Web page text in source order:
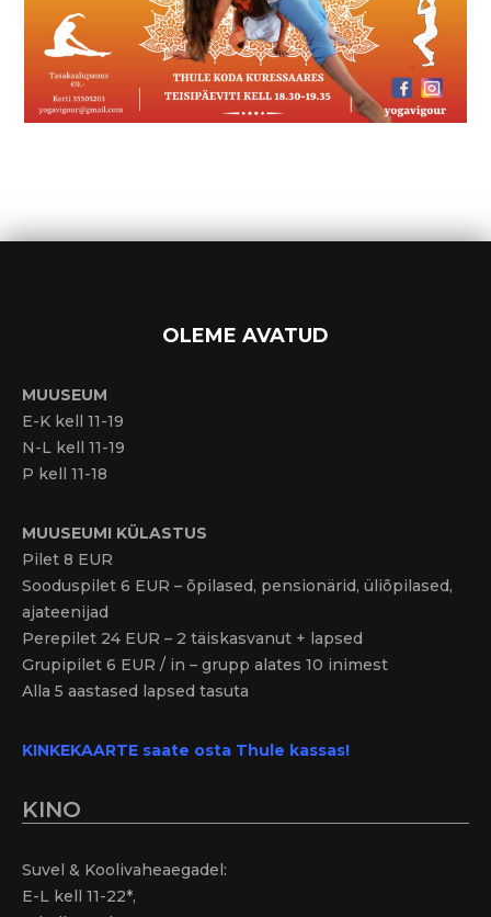
OLEME AVATUD
MUUSEUM
E-K kell 11-19
N-L kell 11-19
P kell 11-18
MUUSEUMI KÜLASTUS
Pilet 8 EUR
Sooduspilet 6 EUR – õpilased, pensionärid, üliõpilased,
ajateenijad
Perepilet 24 EUR – 2 täiskasvanut + lapsed
Grupipilet 6 EUR / in – grupp alates 10 inimest
Alla 5 aastased lapsed tasuta
KINKEKAARTE saate osta Thule kassas!
KINO
Suvel & Koolivaheaegadel:
E-L kell 11-22*,